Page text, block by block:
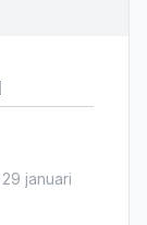
januari